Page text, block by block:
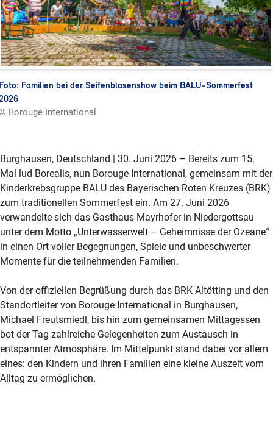
Familien bei der Seifenblasenshow beim BALU‑Sommerfest
Borouge International
Burghausen, Deutschland | 30. Juni 2026 – Bereits zum 15.
Mal lud Borealis, nun Borouge International, gemeinsam mit der
Kinderkrebsgruppe BALU des Bayerischen Roten Kreuzes (BRK)
zum traditionellen Sommerfest ein. Am 27. Juni 2026
verwandelte sich das Gasthaus Mayrhofer in Niedergottsau
unter dem Motto „Unterwasserwelt – Geheimnisse der Ozeane“
in einen Ort voller Begegnungen, Spiele und unbeschwerter
Momente für die teilnehmenden Familien.
Von der offiziellen Begrüßung durch das BRK Altötting und den
Standortleiter von Borouge International in Burghausen,
Michael Freutsmiedl, bis hin zum gemeinsamen Mittagessen
bot der Tag zahlreiche Gelegenheiten zum Austausch in
entspannter Atmosphäre. Im Mittelpunkt stand dabei vor allem
eines: den Kindern und ihren Familien eine kleine Auszeit vom
Alltag zu ermöglichen.